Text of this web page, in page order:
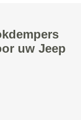
uw Jeep